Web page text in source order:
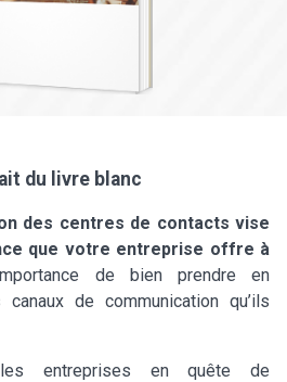
du livre blanc
des centres de contacts vise
que votre entreprise offre à
de bien prendre en
de communication qu’ils
entreprises en quête de